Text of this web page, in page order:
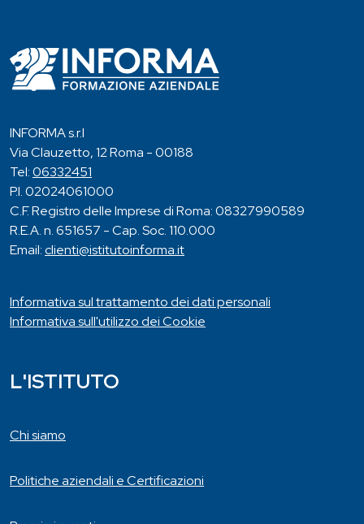
INFORMA s.r.l
Via Clauzetto, 12 Roma - 00188
Tel:06332451
P.I. 02024061000
C.F. Registro delle Imprese di Roma: 08327990589
R.E.A. n. 651657 - Cap. Soc. 110.000
Email:clienti@istitutoinforma.it
Informativa sul trattamento dei dati personali
Informativa sull'utilizzo dei Cookie
L'ISTITUTO
Chi siamo
Politiche aziendali e Certificazioni